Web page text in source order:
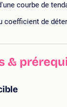
courbe de
coefficient de
&